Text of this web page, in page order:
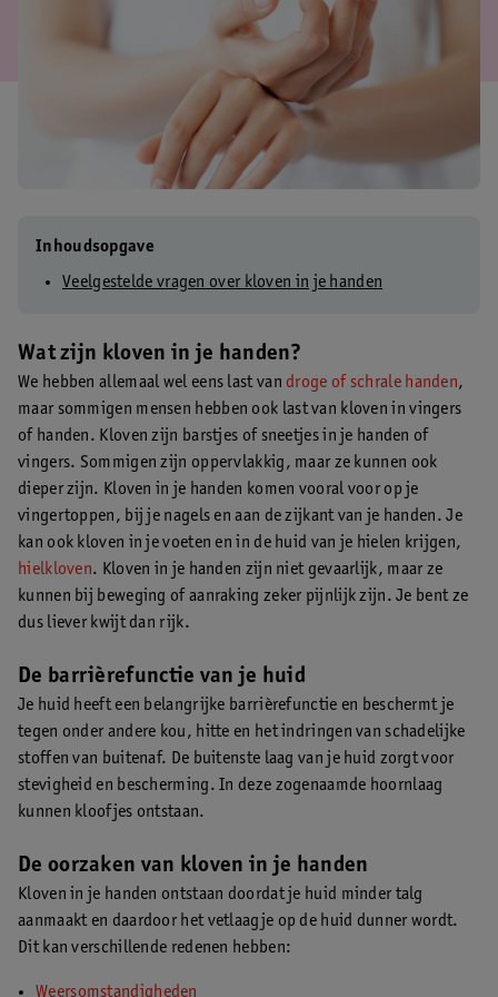
Inhoudsopgave
Veelgestelde vragen over kloven in je handen
Wat zijn kloven in je handen?
We hebben allemaal wel eens last van droge of schrale handen,
maar sommigen mensen hebben ook last van kloven in vingers
of handen. Kloven zijn barstjes of sneetjes in je handen of
vingers. Sommigen zijn oppervlakkig, maar ze kunnen ook
dieper zijn. Kloven in je handen komen vooral voor op je
vingertoppen, bij je nagels en aan de zijkant van je handen. Je
kan ook kloven in je voeten en in de huid van je hielen krijgen,
hielkloven. Kloven in je handen zijn niet gevaarlijk, maar ze
kunnen bij beweging of aanraking zeker pijnlijk zijn. Je bent ze
dus liever kwijt dan rijk.
De barrièrefunctie van je huid
Je huid heeft een belangrijke barrièrefunctie en beschermt je
tegen onder andere kou, hitte en het indringen van schadelijke
stoffen van buitenaf. De buitenste laag van je huid zorgt voor
stevigheid en bescherming. In deze zogenaamde hoornlaag
kunnen kloofjes ontstaan.
De oorzaken van kloven in je handen
Kloven in je handen ontstaan doordat je huid minder talg
aanmaakt en daardoor het vetlaagje op de huid dunner wordt.
Dit kan verschillende redenen hebben:
Weersomstandigheden